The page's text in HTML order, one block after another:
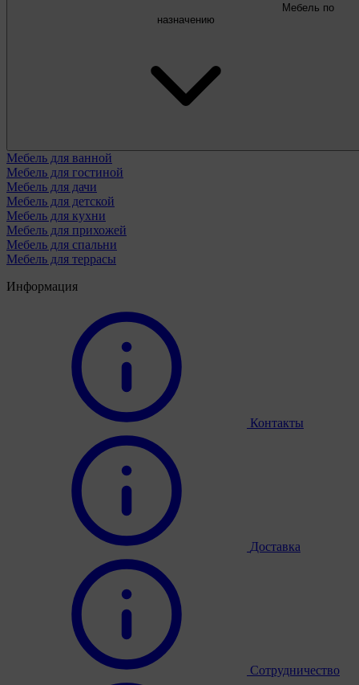
Мебель по
назначению
Мебель для ванной
Мебель для гостиной
Мебель для дачи
Мебель для детской
Мебель для кухни
Мебель для прихожей
Мебель для спальни
Мебель для террасы
Информация
Контакты
Доставка
Сотрудничество